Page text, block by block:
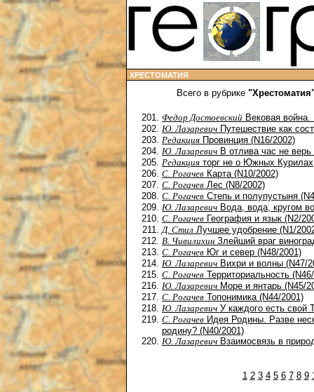
ХРЕСТОМАТИЯ
Всего в рубрике
Федор Достоевский Вековая
Ю. Лазаревич Путешествие как
Редакция Провинция (N16/2002)
Ю. Лазаревич В отлива час не
Редакция торг не о Южных
С. Рогачев Карта (N10/2002)
С. Рогачев Лес (N8/2002)
С. Рогачев Степь и полупустыня
Ю. Лазаревич Вода, вода, кругом
С. Рогачев География и язык (N2/
Д. Стил Лучшее удобрение (N1/
В. Чивилихин Злейший враг
С. Рогачев Юг и север (N48/2001)
Ю. Лазаревич Вихри и волны (N47/
С. Рогачев Территориальность
Ю. Лазаревич Море и янтарь (N45/
С. Рогачев Топонимика (N44/2001)
Ю. Лазаревич У каждого есть свой
С. Рогачев Идея Родины. Разве
родину? (N40/2001)
Ю. Лазаревич Взаимосвязь в
1 2 3 4 5 6 7 8 9